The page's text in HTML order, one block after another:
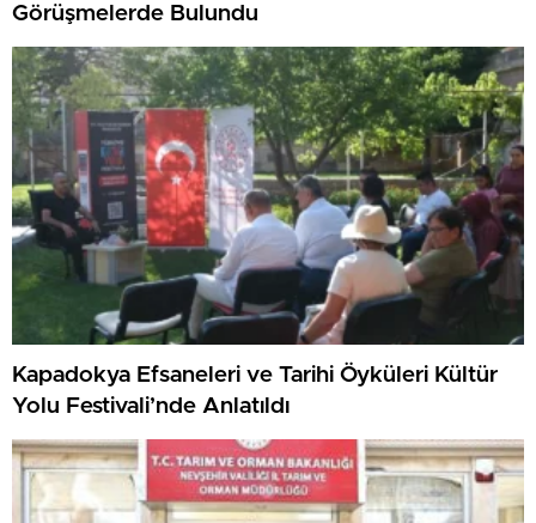
Görüşmelerde Bulundu
Kapadokya Efsaneleri ve Tarihi Öyküleri Kültür
Yolu Festivali’nde Anlatıldı